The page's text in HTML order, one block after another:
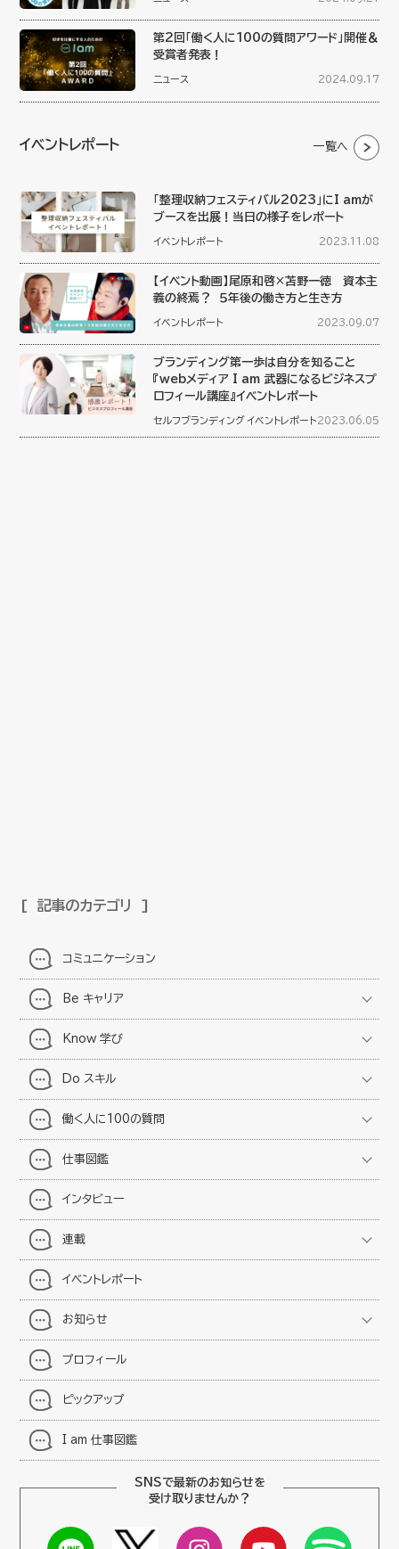
第2回「働く人に100の質問アワード」開催＆
受賞者発表！
ニュース 2024.09.17
イベントレポート 一覧へ
「整理収納フェスティバル2023」にI amが
ブースを出展！当日の様子をレポート
イベントレポート 2023.11.08
【イベント動画】尾原和啓×苫野一徳 資本主
義の終焉？ ５年後の働き方と生き方
イベントレポート 2023.09.07
ブランディング第一歩は自分を知ること
『webメディア I am 武器になるビジネスプ
ロフィール講座』イベントレポート
セルフブランディング イベントレポート 2023.06.05
記事のカテゴリ
コミュニケーション
Be キャリア
Know 学び
Do スキル
働く人に100の質問
仕事図鑑
インタビュー
連載
イベントレポート
お知らせ
プロフィール
ピックアップ
I am 仕事図鑑
SNSで最新のお知らせを
受け取りませんか？